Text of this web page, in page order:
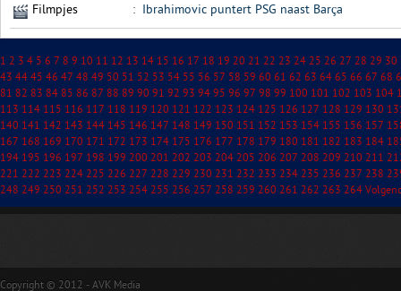
Filmpjes : Ibrahimovic puntert PSG naast Barça
1 2 3 4 5 6 7 8 9 10 11 12 13 14 15 16 17 18 19 20 21 22 23 24 25 26 27 28 29 30
43 44 45 46 47 48 49 50 51 52 53 54 55 56 57 58 59 60 61 62 63 64 65 66 67 68
81 82 83 84 85 86 87 88 89 90 91 92 93 94 95 96 97 98 99 100 101 102 103 104
113 114 115 116 117 118 119 120 121 122 123 124 125 126 127 128 129 130
140 141 142 143 144 145 146 147 148 149 150 151 152 153 154 155 156 157
167 168 169 170 171 172 173 174 175 176 177 178 179 180 181 182 183 184
194 195 196 197 198 199 200 201 202 203 204 205 206 207 208 209 210 211
221 222 223 224 225 226 227 228 229 230 231 232 233 234 235 236 237 238
248 249 250 251 252 253 254 255 256 257 258 259 260 261 262 263 264
Copyright © 2012 - AVK Media